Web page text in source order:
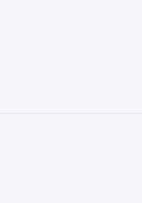
обмеженнях
дієтах. Якщо
протеїн